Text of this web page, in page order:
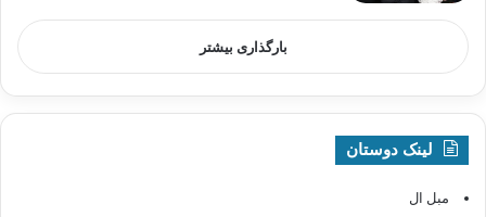
بارگذاری بیشتر
لینک دوستان
مبل ال